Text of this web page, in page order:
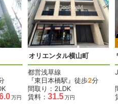
万円
2
オリエンタル横山町
都営浅草線
『東日本橋駅』徒歩2分
間取り：2LDK
賃料： 31.5万円